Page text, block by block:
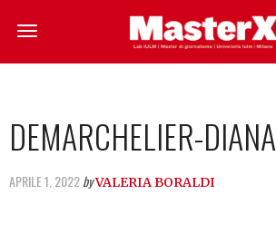
DEMARCHELIER-DIANA
APRILE 1, 2022byVALERIA BORALDI